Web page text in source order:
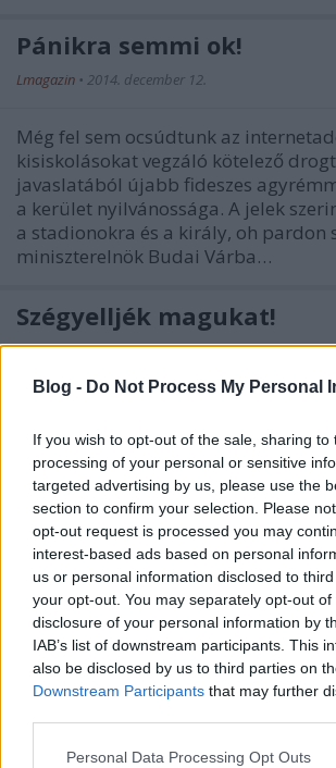
Blog - Do Not Process My Personal
If you wish to opt-out of the sale, sharing to
processing of your personal or sensitive
targeted advertising by us, please use the
section to confirm your selection. Please
opt-out request is processed you may
interest-based ads based on personal
us or personal information disclosed to
your opt-out. You may separately opt-out
disclosure of your personal information by
IAB’s list of downstream participants. This
also be disclosed by us to third parties on
Downstream Participants that may further
Please note that this website/app uses one
Personal Data Processing Opt Outs
Pánikra semmi ok!
Lmagazin • 2014. december 12.
Még fel sem ocsúdtunk az
kisiskolásokat vegzáló kötelező
javaslatából újabb fideszes
a kerület nyilvánossága. A jelek
a stadionokra és a király, oh pardon
miniszterelnök Budai Várba…
Szégyelljék magukat!
Lmagazin•2014. december 05.
polgárai többséget, így bizalmat
Attila fideszes polgármesternek és a
helyek többségét is a jobboldal
megalakult az önkormányzat, és
testületi döntések…